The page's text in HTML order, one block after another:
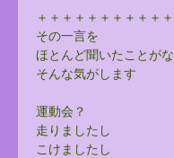
＋＋＋＋＋＋＋＋＋＋
その一言を
ほとんど聞いたことが
そんな気がします
運動会？
走りましたし
こけましたし